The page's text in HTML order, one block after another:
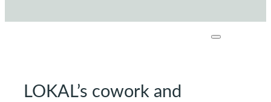
LOKAL’s cowork and